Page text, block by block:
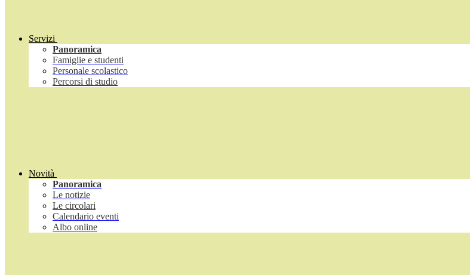
Servizi
Panoramica
Famiglie e studenti
Personale scolastico
Percorsi di studio
Novità
Panoramica
Le notizie
Le circolari
Calendario eventi
Albo online